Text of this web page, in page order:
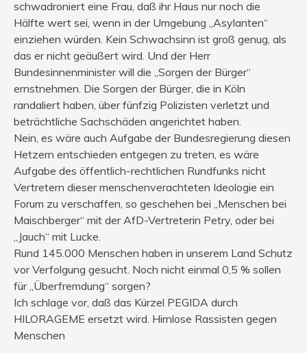
schwadroniert eine Frau, daß ihr Haus nur noch die
Hälfte wert sei, wenn in der Umgebung „Asylanten“
einziehen würden. Kein Schwachsinn ist groß genug, als
das er nicht geäußert wird. Und der Herr
Bundesinnenminister will die „Sorgen der Bürger“
ernstnehmen. Die Sorgen der Bürger, die in Köln
randaliert haben, über fünfzig Polizisten verletzt und
beträchtliche Sachschäden angerichtet haben.
Nein, es wäre auch Aufgabe der Bundesregierung diesen
Hetzern entschieden entgegen zu treten, es wäre
Aufgabe des öffentlich-rechtlichen Rundfunks nicht
Vertretern dieser menschenverachteten Ideologie ein
Forum zu verschaffen, so geschehen bei „Menschen bei
Maischberger“ mit der AfD-Vertreterin Petry, oder bei
„Jauch“ mit Lucke.
Rund 145.000 Menschen haben in unserem Land Schutz
vor Verfolgung gesucht. Noch nicht einmal 0,5 % sollen
für „Überfremdung“ sorgen?
Ich schlage vor, daß das Kürzel PEGIDA durch
HILORAGEME ersetzt wird. Hirnlose Rassisten gegen
Menschen